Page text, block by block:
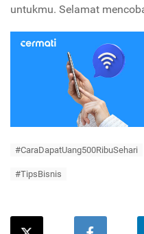
untukmu. Selamat
#CaraDapatUang500RibuSehari
#TipsBisnis